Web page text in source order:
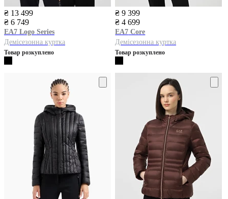
₴ 13 499
₴ 6 749
EA7 Logo Series
Демісезонна куртка
Товар розкуплено
₴ 9 399
₴ 4 699
EA7 Core
Демісезонна куртка
Товар розкуплено